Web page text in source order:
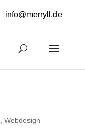
info@merryll.de
Webdesign